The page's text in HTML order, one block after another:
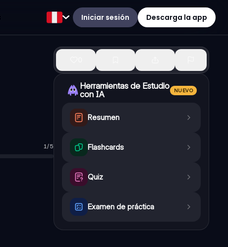
Iniciar sesión Descarga la app
1/5
Herramientas de Estudio
con IA
NUEVO
Resumen
Flashcards
Quiz
Examen de práctica